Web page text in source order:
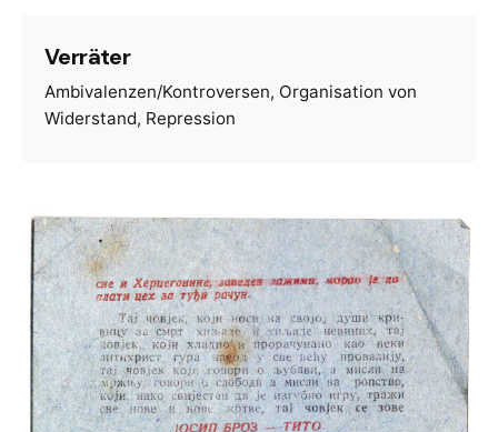
Verräter
Ambivalenzen/Kontroversen Organisation von
Widerstand Repression